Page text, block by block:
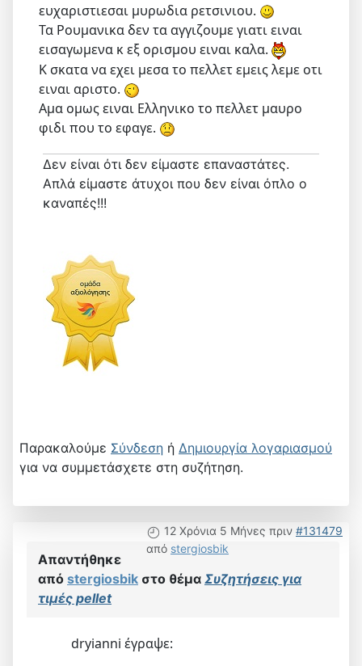
ευχαριστιεσαι μυρωδια ρετσινιου.
Τα Ρουμανικα δεν τα αγγιζουμε γιατι ειναι
εισαγωμενα κ εξ ορισμου ειναι καλα.
Κ σκατα να εχει μεσα το πελλετ εμεις λεμε οτι
ειναι αριστο.
Αμα ομως ειναι Ελληνικο το πελλετ μαυρο
φιδι που το εφαγε.
Δεν είναι ότι δεν είμαστε επαναστάτες.
Απλά είμαστε άτυχοι που δεν είναι όπλο ο
καναπές!!!
Παρακαλούμε Σύνδεση ή Δημιουργία λογαριασμού
για να συμμετάσχετε στη συζήτηση.
12 Χρόνια 5 Μήνες πριν #131479
από stergiosbik
Απαντήθηκε
από stergiosbik στο θέμα Συζητήσεις για
τιμές pellet
dryianni έγραψε: